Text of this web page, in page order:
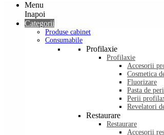
Menu
Inapoi
Categorii
Produse cabinet
Consumabile
Profilaxie
Profilaxie
Accesorii
Cosmetica
Fluorizare
Pasta de
Perii
Revelatori
Restaurare
Restaurare
Accesorii